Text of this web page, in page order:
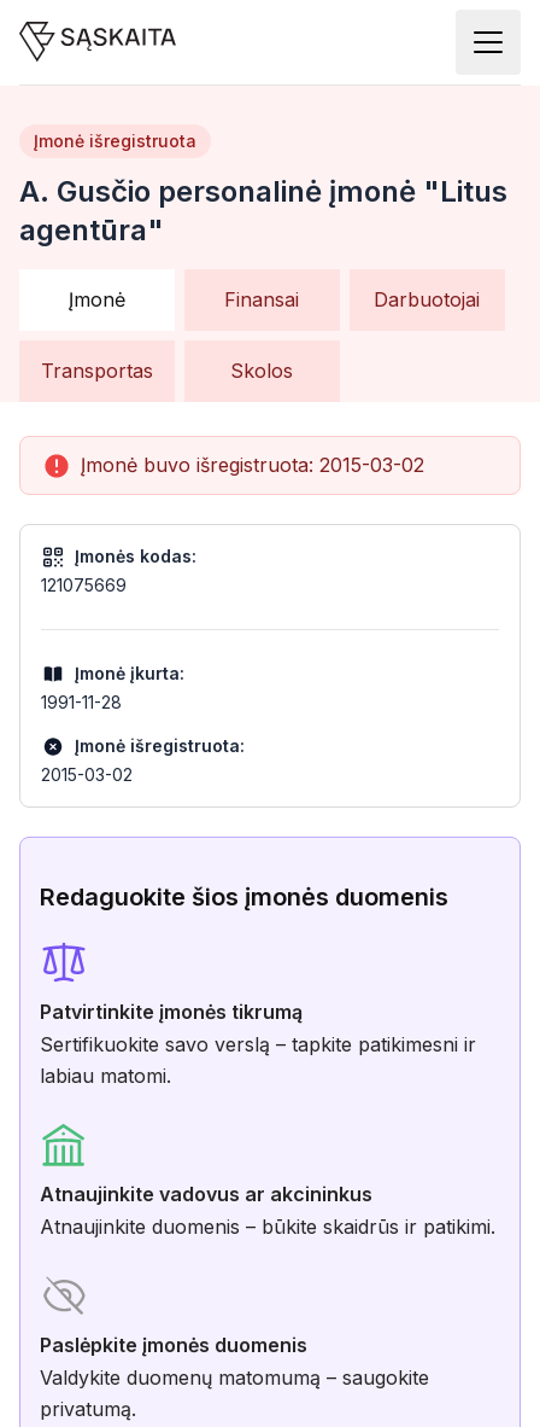
A. Gusčio personalinė įmonė "Litus
agentūra"
Įmonė išregistruota
Įmonė Finansai Darbuotojai
Transportas Skolos
Įmonė buvo išregistruota: 2015-03-02
Įmonės kodas:
121075669
Įmonė įkurta:
1991-11-28
Įmonė išregistruota:
2015-03-02
Redaguokite šios įmonės duomenis
Patvirtinkite įmonės tikrumą
Sertifikuokite savo verslą – tapkite patikimesni ir
labiau matomi.
Atnaujinkite vadovus ar akcininkus
Atnaujinkite duomenis – būkite skaidrūs ir patikimi.
Paslėpkite įmonės duomenis
Valdykite duomenų matomumą – saugokite
privatumą.